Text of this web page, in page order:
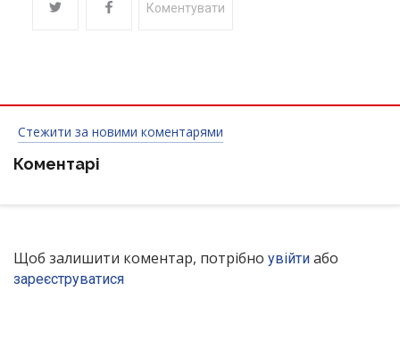
Коментувати
Стежити за новими коментарями
Коментарі
Щоб залишити коментар, потрібно увійти або
зареєструватися